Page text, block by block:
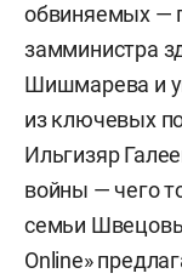
обвиняемых —
замминистра
Шишмарева и
из ключевых
Ильгизяр
войны — чего
семьи
Online»